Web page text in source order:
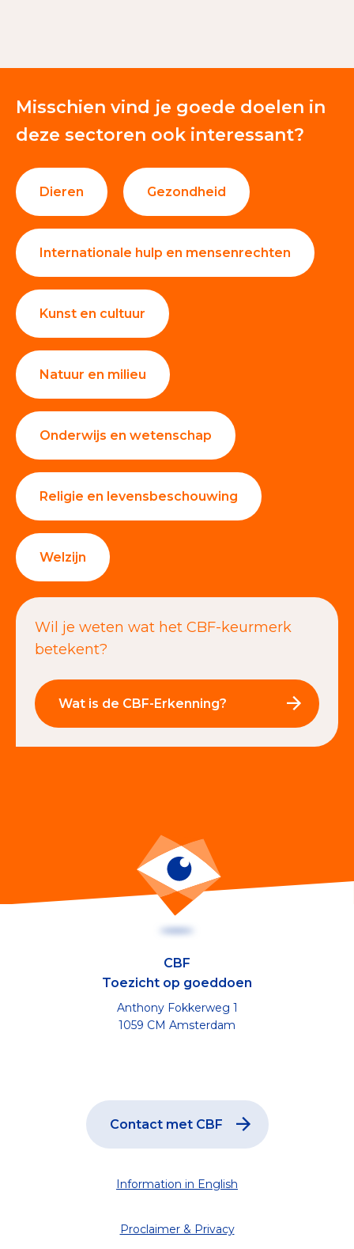
Misschien vind je goede doelen in
deze sectoren ook interessant?
Dieren Gezondheid
Internationale hulp en mensenrechten
Kunst en cultuur
Natuur en milieu
Onderwijs en wetenschap
Religie en levensbeschouwing
Welzijn
Wil je weten wat het CBF-keurmerk
betekent?
Wat is de CBF-Erkenning?
CBF
Toezicht op goeddoen
Anthony Fokkerweg 1
1059 CM Amsterdam
Contact met CBF
Information in English
Proclaimer & Privacy